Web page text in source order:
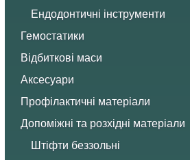
Ендодонтичні інструменти
Гемостатики
Відбиткові маси
Аксесуари
Профілактичні матеріали
Допоміжні та розхідні матеріали
Штіфти беззольні